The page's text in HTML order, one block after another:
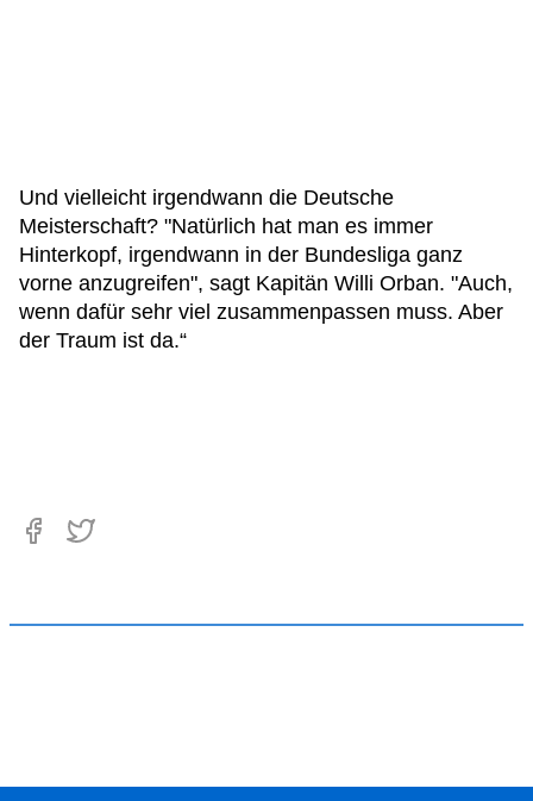
Und vielleicht irgendwann die Deutsche
Meisterschaft? "Natürlich hat man es immer
Hinterkopf, irgendwann in der Bundesliga ganz
vorne anzugreifen", sagt Kapitän Willi Orban. "Auch,
wenn dafür sehr viel zusammenpassen muss. Aber
der Traum ist da.“